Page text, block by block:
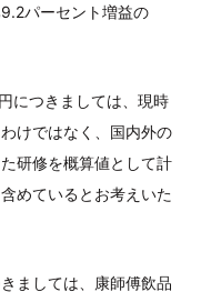
パーセント増益の
につきましては、現時
けではなく、国内外の
研修を概算値として計
めているとお考えいた
ましては、康師傅飲品